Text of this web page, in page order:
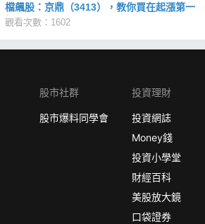
檔飆股：京鼎（3413），教你買在起漲第一
根！20180124
觀看次數：1602
股市社群
股市爆料同學會
投資理財
投資網誌
Money錢
投資小學堂
財經百科
美股放大鏡
口袋證券